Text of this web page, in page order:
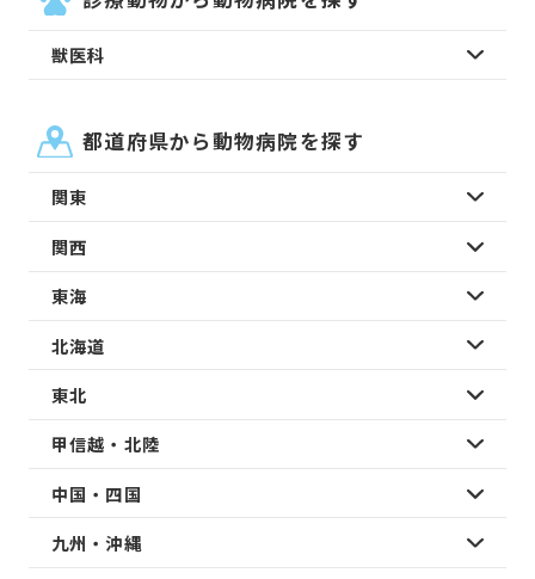
獣医科
都道府県から動物病院を探す
関東
関西
東海
北海道
東北
甲信越・北陸
中国・四国
九州・沖縄